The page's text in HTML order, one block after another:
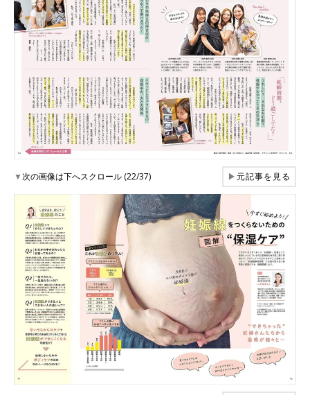
▼次の画像は下へスクロール (22/37) ▶元記事を見る